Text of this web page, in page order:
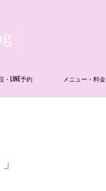
・LINE予約 メニュー・料金